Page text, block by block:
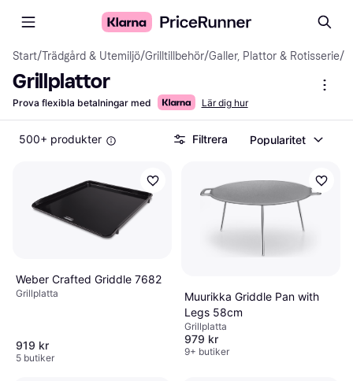
Start/Trädgård & Utemiljö/Grilltillbehör/Galler, Plattor & Rotisserie/
Grillplattor
Prova flexibla betalningar med Lär dig hur
500+ produkter Filtrera Popularitet
Weber Crafted Griddle 7682
Grillplatta
919 kr
5 butiker
Muurikka Griddle Pan with
Legs 58cm
Grillplatta
979 kr
9+ butiker